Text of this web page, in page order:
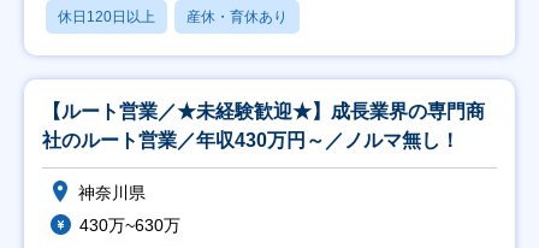
休日120日以上 産休・育休あり
【ルート営業／★未経験歓迎★】成長業界の専門商
社のルート営業／年収430万円～／ノルマ無し！
神奈川県
430万~630万